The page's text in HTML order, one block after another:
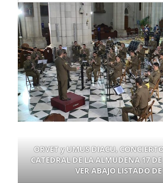
ORVET y UMUS DIACU,
CATEDRAL DE LA ALMUDENA 17
VER ABAJO LISTADO